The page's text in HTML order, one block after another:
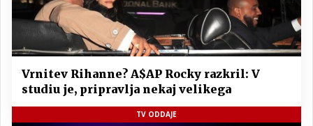
Vrnitev Rihanne? A$AP Rocky razkril: V
studiu je, pripravlja nekaj velikega
TV ODDAJE